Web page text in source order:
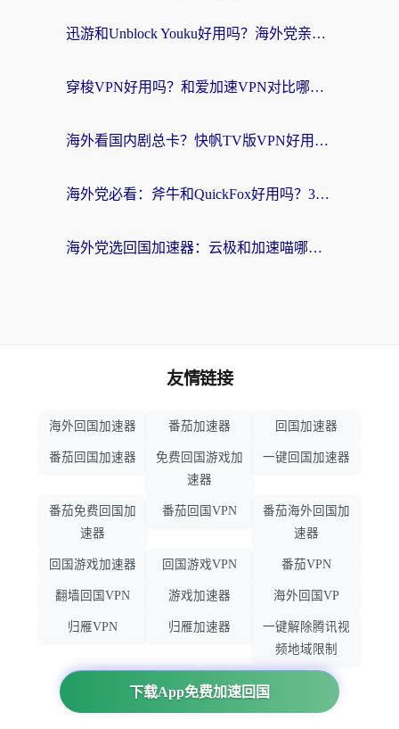
迅游和Unblock Youku好用吗？海外党亲测：3个维度教你选对回国加速器
穿梭VPN好用吗？和爱加速VPN对比哪个回国效果更好？海外党必看的实用指南
海外看国内剧总卡？快帆TV版VPN好用吗？和海牛VPN对比哪个回国效果更好？
海外党必看：斧牛和QuickFox好用吗？3步选对回国加速器，无缝刷国内剧玩游戏
海外党选回国加速器：云极和加速喵哪个好？附3款热门工具实测对比
下载App免费加速回国
友情链接
海外回国加速器 番茄加速器 回国加速器
番茄回国加速器
免费回国游戏加
速器
一键回国加速器
番茄免费回国加
速器
番茄回国VPN
番茄海外回国加
速器
回国游戏加速器 回国游戏VPN 番茄VPN
翻墙回国VPN 游戏加速器 海外回国VP
归雁VPN 归雁加速器
一键解除腾讯视
频地域限制
回国VPN推荐 回国VPN